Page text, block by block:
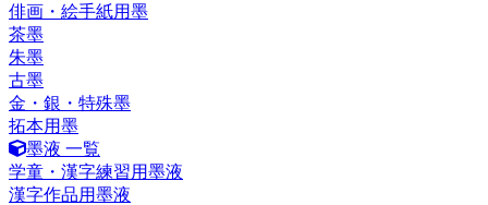
俳画・絵手紙用墨
茶墨
朱墨
古墨
金・銀・特殊墨
拓本用墨
墨液 一覧
学童・漢字練習用墨液
漢字作品用墨液